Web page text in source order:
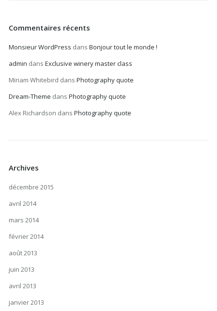
Commentaires récents
Monsieur WordPress dans Bonjour tout le monde !
admin dans Exclusive winery master class
Miriam Whitebird dans Photography quote
Dream-Theme dans Photography quote
Alex Richardson dans Photography quote
Archives
décembre 2015
avril 2014
mars 2014
février 2014
août 2013
juin 2013
avril 2013
janvier 2013